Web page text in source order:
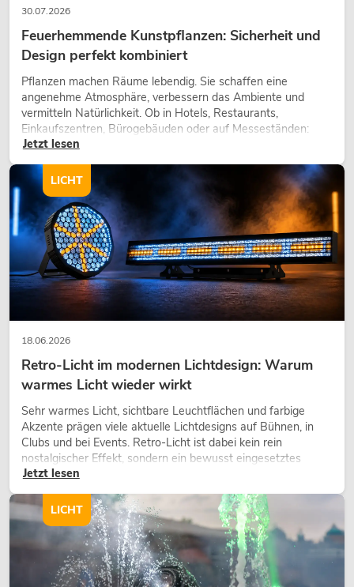
Bestand reicht ca. 12 Wo.
399,00
EUROLITE Set LED KLS Laser Bar PRO
EUROLITE Set LED KLS Laser Bar FX +
Boxenhochständer heavy, Alu sw
No. 20000288 Artikel nicht mehr verfügbar
30.07.2026
Feuerhemmende Kunstpflanzen: Sicherheit und
Design perfekt kombiniert
Pflanzen machen Räume lebendig. Sie schaffen eine
angenehme Atmosphäre, verbessern das Ambiente und
vermitteln Natürlichkeit. Ob in Hotels, Restaurants,
Einkaufszentren, Bürogebäuden oder auf Messeständen:
eine hochwertige Begrünung gehört heute längst zum
Jetzt lesen
18.06.2026
Retro-Licht im modernen Lichtdesign: Warum
warmes Licht wieder wirkt
Sehr warmes Licht, sichtbare Leuchtflächen und farbige
Akzente prägen viele aktuelle Lichtdesigns auf Bühnen, in
Clubs und bei Events. Retro-Licht ist dabei kein rein
nostalgischer Effekt, sondern ein bewusst eingesetztes
Gestaltungsmittel: Es schafft Atmosphäre, gibt Szenen
wirken lassen.
Jetzt lesen
LICHT
LICHT